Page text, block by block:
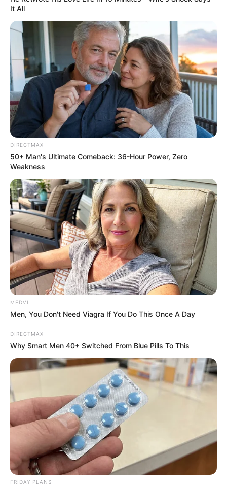
Tarantino’s Latest Effort Will Probably Be His Best To
Date
BRAINBERRIES
Culkin Cracks Up The Web With His Own Version Of
‘Home Alone’
BRAINBERRIES
The Monster Snake That Makes Anacondas Look
Tiny!
BRAINBERRIES
It All
DIRECTMAX
50+ Man's Ultimate Comeback: 36-Hour Power, Zero
Weakness
MEDVI
Men, You Don't Need Viagra If You Do This Once A Day
DIRECTMAX
Why Smart Men 40+ Switched From Blue Pills To This
FRIDAY PLANS